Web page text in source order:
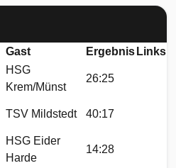
Gast Ergebnis Links
HSG
Krem/Münst
26:25
TSV Mildstedt 40:17
HSG Eider
Harde
14:28